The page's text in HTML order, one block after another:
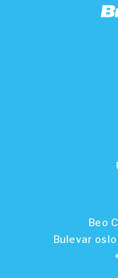
Beo
Bulevar